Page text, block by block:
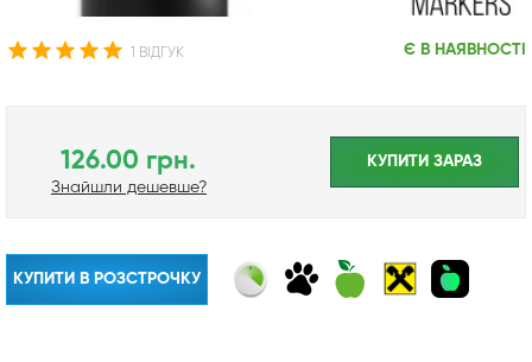
1 ВІДГУК Є В НАЯВНОСТІ
126.00 грн.
Знайшли дешевше?
КУПИТИ ЗАРАЗ
КУПИТИ В РОЗСТРОЧКУ